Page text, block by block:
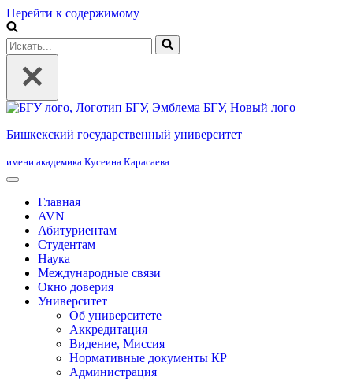
Перейти к содержимому
Искать...
Бишкекский государственный университет
имени академика Кусеина Карасаева
Главная
AVN
Абитуриентам
Студентам
Наука
Международные связи
Окно доверия
Университет
Об университете
Аккредитация
Видение, Миссия
Нормативные документы КР
Администрация